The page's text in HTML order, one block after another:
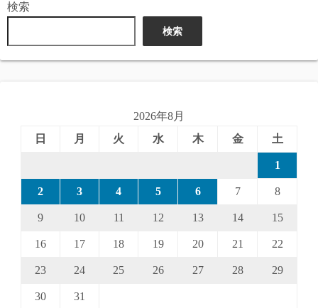
検索
検索
2026年8月
日
月 火 水 木 金 土
1
2 3 4 5 6 7 8
9 10 11 12 13 14 15
16 17 18 19 20 21 22
23 24 25 26 27 28 29
30 31